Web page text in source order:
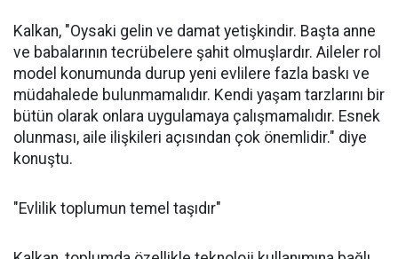
Kalkan, "Oysaki gelin ve damat yetişkindir. Başta anne
ve babalarının tecrübelere şahit olmuşlardır. Aileler rol
model konumunda durup yeni evlilere fazla baskı ve
müdahalede bulunmamalıdır. Kendi yaşam tarzlarını bir
bütün olarak onlara uygulamaya çalışmamalıdır. Esnek
olunması, aile ilişkileri açısından çok önemlidir." diye
konuştu.
"Evlilik toplumun temel taşıdır"